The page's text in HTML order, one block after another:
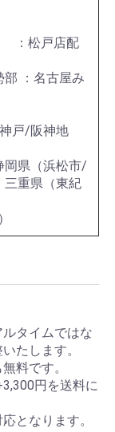
：松戸店配
：名古屋み
戸/阪神地
岡県（浜松市/
三重県（東紀
タイムではな
たします。
料です。
円を送料に
となります。